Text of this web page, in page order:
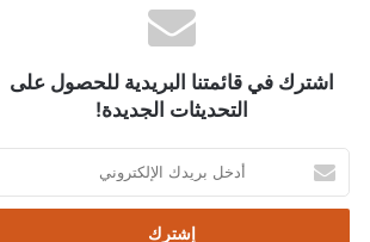
اشترك في قائمتنا البريدية للحصول على
التحديثات الجديدة!
بريدك
الإلكتروني